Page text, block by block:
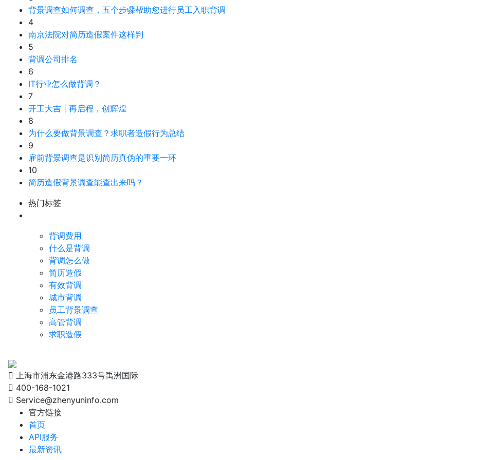
背景调查如何调查，五个步骤帮助您进行员工入职背调
4
南京法院对简历造假案件这样判
5
背调公司排名
6
IT行业怎么做背调？
7
开工大吉 | 再启程，创辉煌
8
为什么要做背景调查？求职者造假行为总结
9
雇前背景调查是识别简历真伪的重要一环
10
简历造假背景调查能查出来吗？
热门标签
背调费用
什么是背调
背调怎么做
简历造假
有效背调
城市背调
员工背景调查
高管背调
求职造假
上海市浦东金港路333号禹洲国际
400-168-1021
Service@zhenyuninfo.com
官方链接
首页
API服务
最新资讯